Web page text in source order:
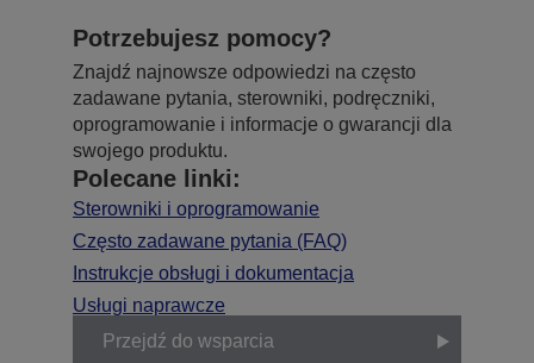
Potrzebujesz pomocy?
Znajdź najnowsze odpowiedzi na często
zadawane pytania, sterowniki, podręczniki,
oprogramowanie i informacje o gwarancji dla
swojego produktu.
Polecane linki:
Sterowniki i oprogramowanie
Często zadawane pytania (FAQ)
Instrukcje obsługi i dokumentacja
Usługi naprawcze
Przejdź do wsparcia